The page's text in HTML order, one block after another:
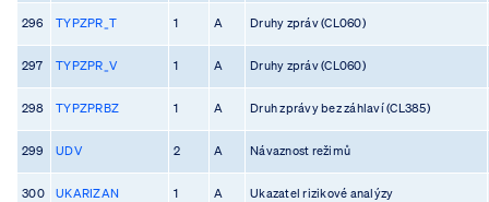
296 TYPZPR_T 1 A Druhy zpráv (CL060)
297 TYPZPR_V 1 A Druhy zpráv (CL060)
298 TYPZPRBZ 1 A Druh zprávy bez záhlaví (CL385)
299 UDV 2 A Návaznost režimů
300 UKARIZAN 1 A Ukazatel rizikové analýzy